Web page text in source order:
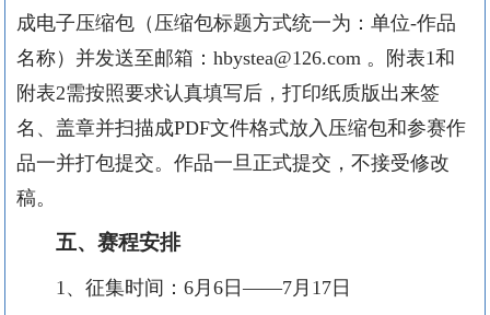
成电子压缩包（压缩包标题方式统一为：单位-作品
名称）并发送至邮箱： hbystea@126.com 。附表1和
附表2需按照要求认真填写后，打印纸质版出来签
名、盖章并扫描成PDF文件格式放入压缩包和参赛作
品一并打包提交。作品一旦正式提交，不接受修改
稿。
五、赛程安排
1、征集时间： 6 月6日——7月17日